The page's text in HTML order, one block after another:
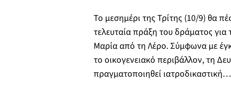
Το μεσημέρι της Τρίτης (10/9) θα
τελευταία πράξη του δράματος
Μαρία από τη Λέρο. Σύμφωνα με
το οικογενειακό περιβάλλον, τη
πραγματοποιηθεί ιατροδικαστική…